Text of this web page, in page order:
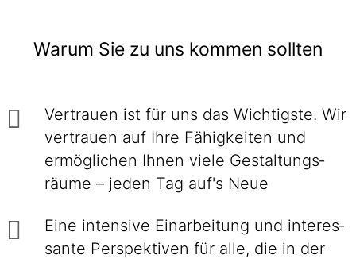
Warum Sie zu uns kommen sollten
Vertrauen ist für uns das Wichtigste. Wir
ver­trauen auf Ihre Fähig­keiten und
ermög­lichen Ihnen viele Gestaltungs­
räume – jeden Tag auf's Neue
Eine intensive Einarbei­tung und interes­
sante Perspek­tiven für alle, die in der